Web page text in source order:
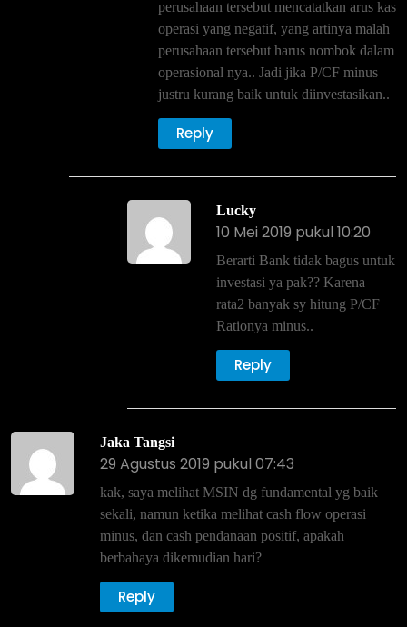
perusahaan tersebut mencatatkan arus kas
operasi yang negatif, yang artinya malah
perusahaan tersebut harus nombok dalam
operasional nya.. Jadi jika P/CF minus
justru kurang baik untuk diinvestasikan..
Reply
Lucky
10 Mei 2019 pukul 10:20
Berarti Bank tidak bagus untuk
investasi ya pak?? Karena
rata2 banyak sy hitung P/CF
Rationya minus..
Reply
Jaka Tangsi
29 Agustus 2019 pukul 07:43
kak, saya melihat MSIN dg fundamental yg baik
sekali, namun ketika melihat cash flow operasi
minus, dan cash pendanaan positif, apakah
berbahaya dikemudian hari?
Reply